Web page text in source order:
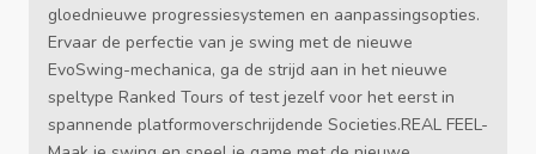
gloednieuwe progressiesystemen en aanpassingsopties.
Ervaar de perfectie van je swing met de nieuwe
EvoSwing-mechanica, ga de strijd aan in het nieuwe
speltype Ranked Tours of test jezelf voor het eerst in
spannende platformoverschrijdende Societies.REAL FEEL-